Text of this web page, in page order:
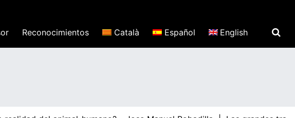
Reconocimientos Català Español English